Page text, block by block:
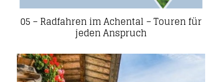
05 – Radfahren im Achental – Touren für
jeden Anspruch